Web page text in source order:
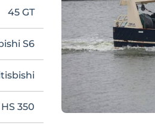
45 GT
S6
350